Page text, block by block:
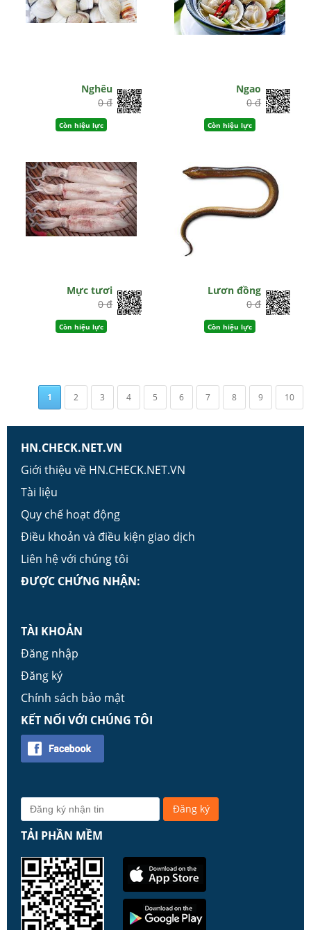
Nghêu
0 đ
Còn hiệu lực
Ngao
0 đ
Còn hiệu lực
Mực tươi
0 đ
Còn hiệu lực
Lươn đồng
0 đ
Còn hiệu lực
1 2 3 4 5 6 7 8 9 10
HN.CHECK.NET.VN
Giới thiệu về HN.CHECK.NET.VN
Tài liệu
Quy chế hoạt động
Điều khoản và điều kiện giao dịch
Liên hệ với chúng tôi
ĐƯỢC CHỨNG NHẬN:
TÀI KHOẢN
Đăng nhập
Đăng ký
Chính sách bảo mật
KẾT NỐI VỚI CHÚNG TÔI
TẢI PHẦN MỀM